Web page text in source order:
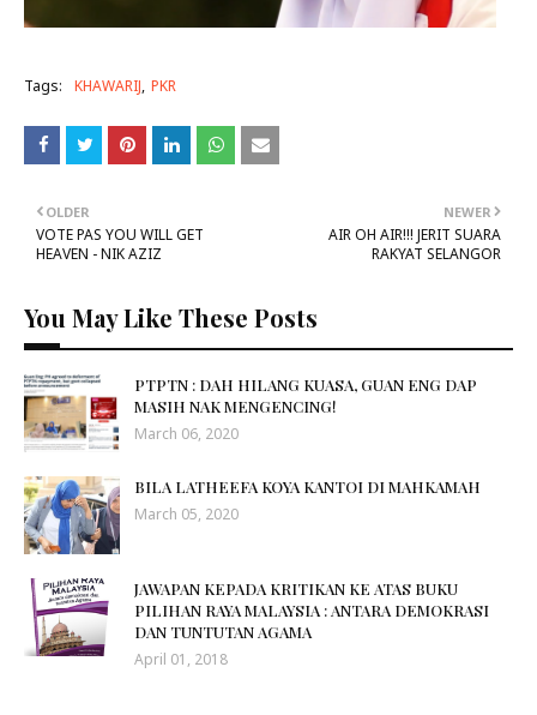
Tags: KHAWARIJ PKR
NEWER
AIR OH AIR!!! JERIT SUARA
RAKYAT SELANGOR
OLDER
VOTE PAS YOU WILL GET
HEAVEN - NIK AZIZ
You May Like These Posts
PTPTN : DAH HILANG KUASA, GUAN ENG DAP
MASIH NAK MENGENCING!
March 06, 2020
BILA LATHEEFA KOYA KANTOI DI MAHKAMAH
March 05, 2020
JAWAPAN KEPADA KRITIKAN KE ATAS BUKU
PILIHAN RAYA MALAYSIA : ANTARA DEMOKRASI
DAN TUNTUTAN AGAMA
April 01, 2018